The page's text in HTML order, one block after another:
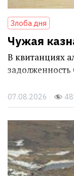
Злоба дня
Чужая
В квитанциях
07.08.2026